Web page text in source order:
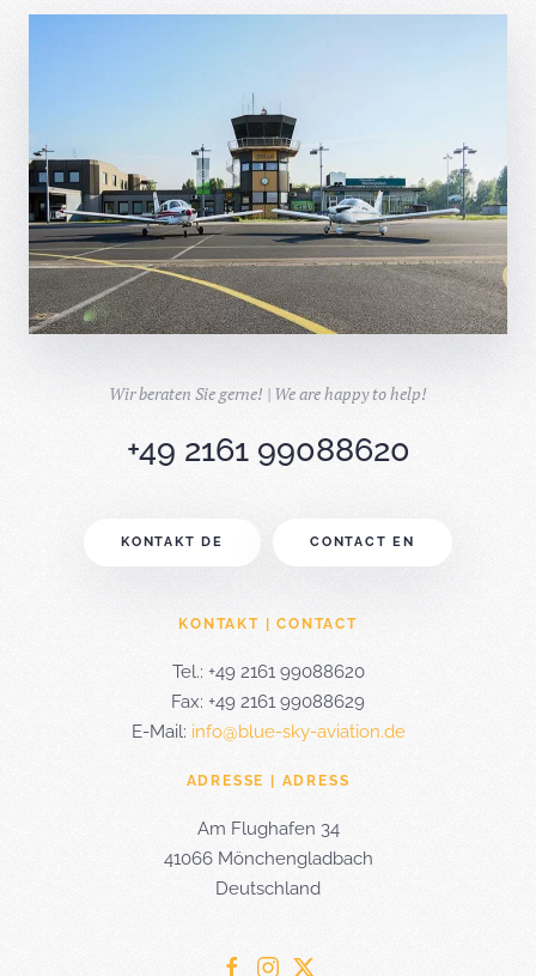
Wir beraten Sie gerne! | We are happy to help!
+49 2161 99088620
KONTAKT DE CONTACT EN
KONTAKT | CONTACT
Tel.: +49 2161 99088620
Fax: +49 2161 99088629
E-Mail: info@blue-sky-aviation.de
ADRESSE | ADRESS
Am Flughafen 34
41066 Mönchengladbach
Deutschland